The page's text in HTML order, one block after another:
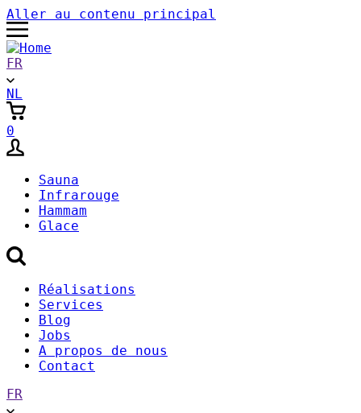
Aller au contenu principal
FR
NL
0
Sauna
Infrarouge
Hammam
Glace
Secondary
Menu
Réalisations
Services
Blog
Jobs
A propos de nous
Contact
FR